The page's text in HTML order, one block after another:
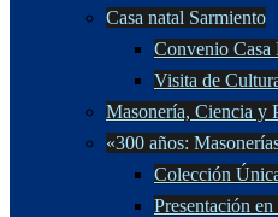
Casa natal Sarmiento
Convenio Casa
Visita de
Masonería, Ciencia y
«300 años:
Colección
Presentación